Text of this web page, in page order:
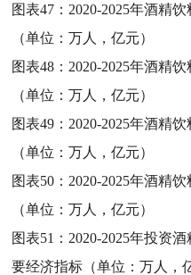
图表47： 2020-2025年酒精
（单位：万人，亿元）
图表48： 2020-2025年酒精
（单位：万人，亿元）
图表49： 2020-2025年酒精
（单位：万人，亿元）
图表50： 2020-2025年酒精
（单位：万人，亿元）
图表51： 2020-2025年投资
要经济指标（单位：万人，